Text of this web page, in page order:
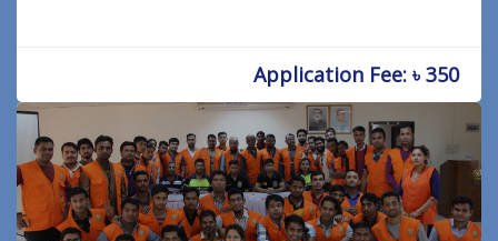
Application Fee: ৳ 350